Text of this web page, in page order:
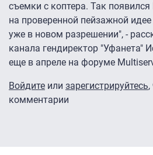
съемки с коптера. Так
на проверенной пейзажной
уже в новом разрешении", -
канала гендиректор "Уфанета"
еще в апреле на форуме
Войдите или зарегистрируйтесь
комментарии